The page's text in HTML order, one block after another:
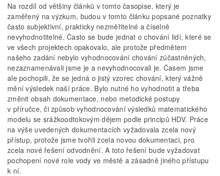
Na rozdíl od většiny článků v tomto časopise, který je
zaměřený na výzkum, budou v tomto článku popsané poznatky
často subjektivní, prakticky nezměřitelné a číselně
nevyhodnotitelné. Často se bude jednat o chování lidí, které se
ve všech projektech opakovalo, ale protože předmětem
našeho zadání nebylo vyhodnocování chování zúčastněných,
nezaznamenávali jsme je a nevyhodnocovali je. Časem jsme
ale pochopili, že se jedná o jistý vzorec chování, který vážně
mění výsledek naší práce. Bylo nutné ho vyhodnotit a třeba
změnit obsah dokumentace, nebo metodické postupy
v příručce, či způsob vyhodnocování výsledků matematického
modelu se srážkoodtokovým dějem podle principů HDV. Práce
na výše uvedených dokumentacích vyžadovala zcela nový
přístup, protože jsme tvořili zcela novou dokumentaci, pro
zcela nové řešení odvodnění. A toto řešení bude vyžadovat
pochopení nové role vody ve městě a zásadně jiného přístupu
k ní.